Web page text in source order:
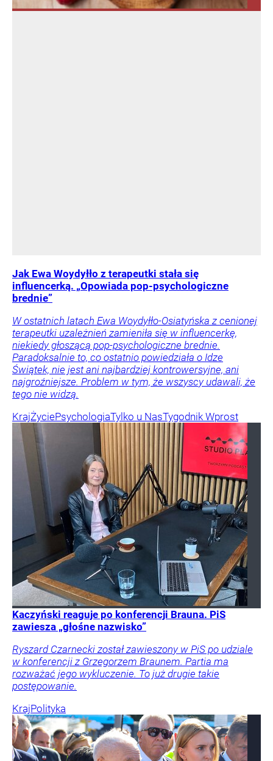
Jak Ewa Woydyłło z terapeutki stała się
influencerką. „Opowiada pop-psychologiczne
brednie”
W ostatnich latach Ewa Woydyłło-Osiatyńska z cenionej
terapeutki uzależnień zamieniła się w influencerkę,
niekiedy głoszącą pop-psychologiczne brednie.
Paradoksalnie to, co ostatnio powiedziała o Idze
Świątek, nie jest ani najbardziej kontrowersyjne, ani
najgroźniejsze. Problem w tym, że wszyscy udawali, że
tego nie widzą.
KrajŻyciePsychologiaTylko u NasTygodnik Wprost
Kaczyński reaguje po konferencji Brauna. PiS
zawiesza „głośne nazwisko”
Ryszard Czarnecki został zawieszony w PiS po udziale
w konferencji z Grzegorzem Braunem. Partia ma
rozważać jego wykluczenie. To już drugie takie
postępowanie.
KrajPolityka